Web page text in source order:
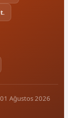
Ağustos 2026